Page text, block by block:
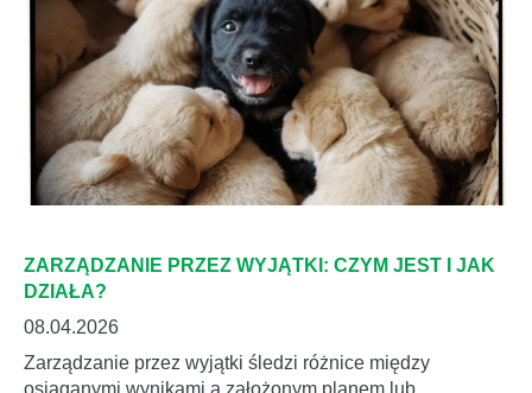
ZARZĄDZANIE PRZEZ WYJĄTKI: CZYM JEST I JAK
DZIAŁA?
08.04.2026
Zarządzanie przez wyjątki śledzi różnice między